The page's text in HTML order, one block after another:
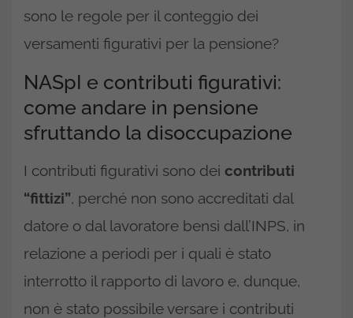
sono le regole per il conteggio dei
versamenti figurativi per la pensione?
NASpI e contributi figurativi:
come andare in pensione
sfruttando la disoccupazione
I contributi figurativi sono dei contributi
“fittizi”, perché non sono accreditati dal
datore o dal lavoratore bensì dall’INPS, in
relazione a periodi per i quali è stato
interrotto il rapporto di lavoro e, dunque,
non è stato possibile versare i contributi